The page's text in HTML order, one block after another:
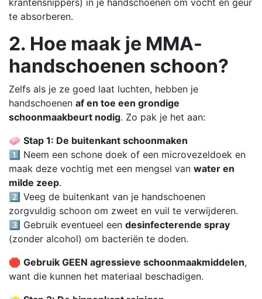
te absorberen.
2. Hoe maak je MMA-
handschoenen schoon?
Zelfs als je ze goed laat luchten, hebben je
handschoenen af en toe een grondige
schoonmaakbeurt nodig. Zo pak je het aan:
🧼 Stap 1: De buitenkant schoonmaken
1️⃣ Neem een schone doek of een microvezeldoek en
maak deze vochtig met een mengsel van water en
milde zeep.
2️⃣ Veeg de buitenkant van je handschoenen
zorgvuldig schoon om zweet en vuil te verwijderen.
3️⃣ Gebruik eventueel een desinfecterende spray
(zonder alcohol) om bacteriën te doden.
🛑 Gebruik GEEN agressieve schoonmaakmiddelen,
want die kunnen het materiaal beschadigen.